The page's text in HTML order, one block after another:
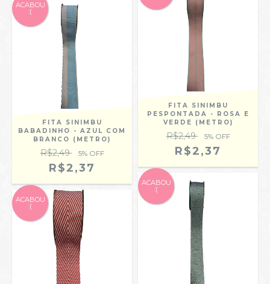
ACABOU
:(
FITA SINIMBU
BABADINHO - AZUL COM
BRANCO (METRO)
R$2,49 5% OFF
R$2,37
FITA SINIMBU
PESPONTADA - ROSA E
VERDE (METRO)
R$2,49 5% OFF
R$2,37
ACABOU
:(
ACABOU
:(